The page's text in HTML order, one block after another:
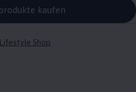
kaufen
Lifestyle Shop